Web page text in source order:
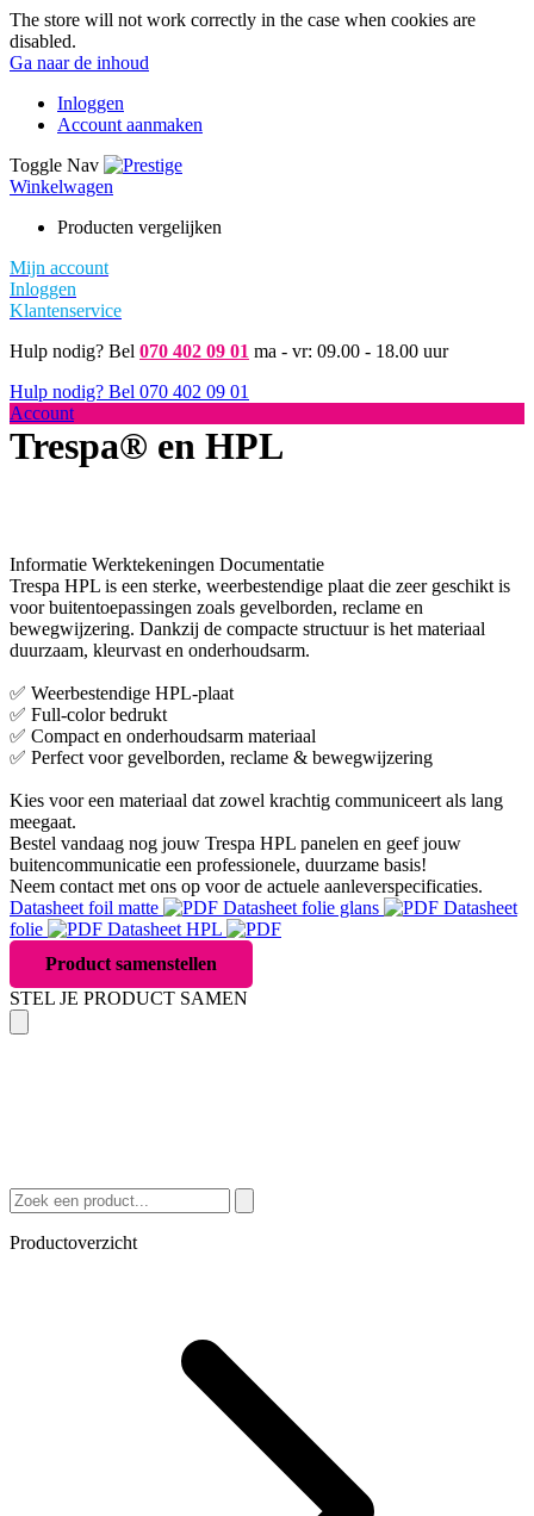
The store will not work correctly in the case when cookies are
disabled.
Ga naar de inhoud
Inloggen
Account aanmaken
Toggle Nav
Winkelwagen
Producten vergelijken
Mijn account
Inloggen
Klantenservice
Hulp nodig? Bel 070 402 09 01 ma - vr: 09.00 - 18.00 uur
Hulp nodig? Bel 070 402 09 01
Account
Trespa® en HPL
Informatie Werktekeningen Documentatie
Trespa HPL is een sterke, weerbestendige plaat die zeer geschikt is
voor buitentoepassingen zoals gevelborden, reclame en
bewegwijzering. Dankzij de compacte structuur is het materiaal
duurzaam, kleurvast en onderhoudsarm.
✅ Weerbestendige HPL-plaat
✅ Full-color bedrukt
✅ Compact en onderhoudsarm materiaal
✅ Perfect voor gevelborden, reclame & bewegwijzering
Kies voor een materiaal dat zowel krachtig communiceert als lang
meegaat.
Bestel vandaag nog jouw Trespa HPL panelen en geef jouw
buitencommunicatie een professionele, duurzame basis!
Neem contact met ons op voor de actuele aanleverspecificaties.
Datasheet foil matte
Datasheet folie glans
Datasheet
folie
Datasheet HPL
Product samenstellen
STEL JE PRODUCT SAMEN
Productoverzicht